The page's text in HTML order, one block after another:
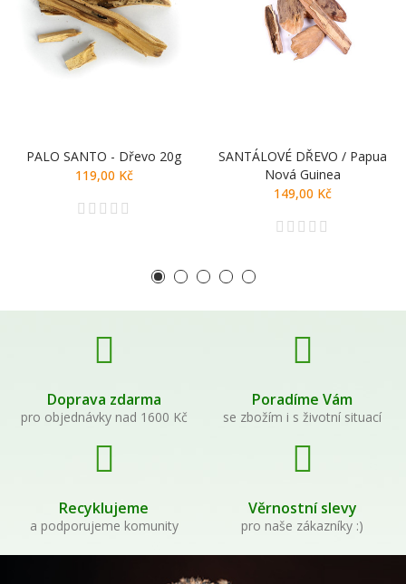
PALO SANTO - Dřevo 20g
119,00 Kč
SANTÁLOVÉ DŘEVO / Papua
Nová Guinea
149,00 Kč
Doprava zdarma
pro objednávky nad 1600 Kč
Poradíme Vám
se zbožím i s životní situací
Recyklujeme
a podporujeme komunity
Věrnostní slevy
pro naše zákazníky :)